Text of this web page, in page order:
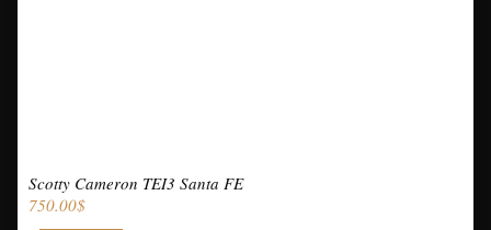
Scotty Cameron TEI3 Santa FE
750.00$